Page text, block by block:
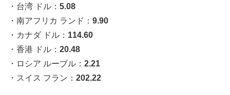
・台湾 ドル： 5.08
・南アフリカ ランド： 9.90
・カナダ ドル： 114.60
・香港 ドル： 20.48
・ロシア ルーブル： 2.21
・スイス フラン： 202.22